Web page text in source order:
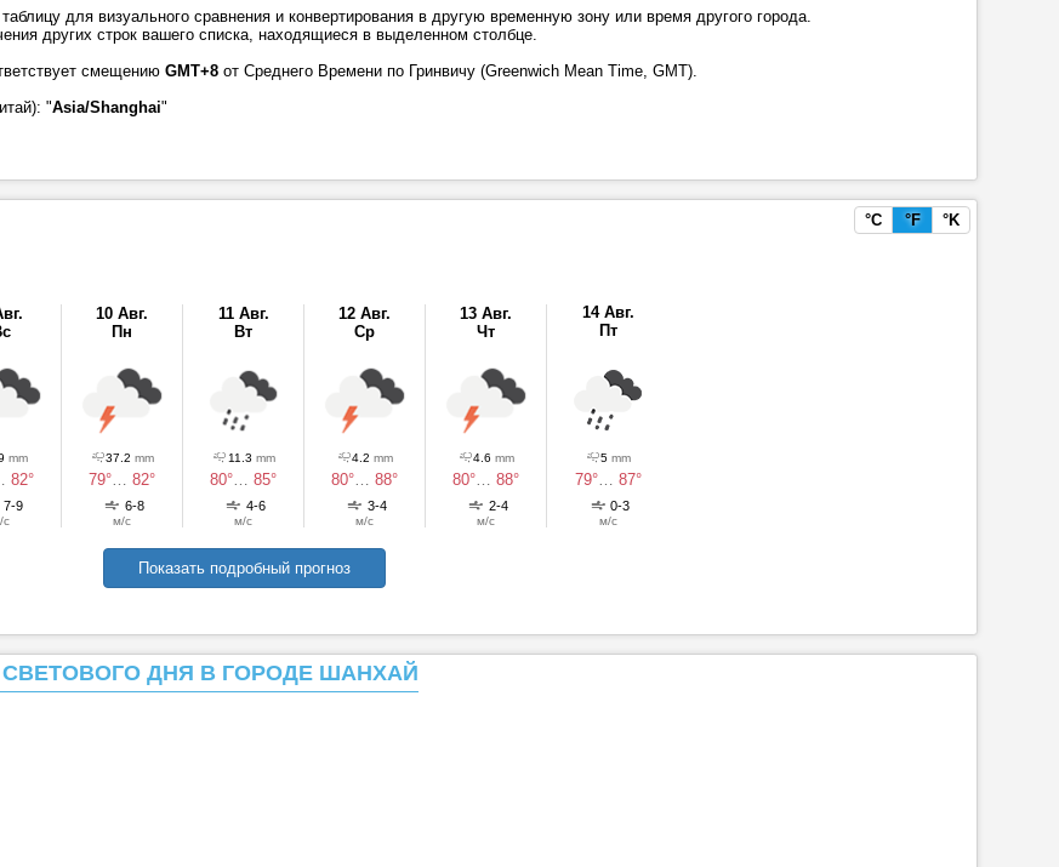
для визуального сравнения и конвертирования в другую временную зону или время другого города.
других строк вашего списка, находящиеся в выделенном столбце.
смещению GMT+8от Среднего Времени по Гринвичу (Greenwich Mean Time, GMT).
"Asia/Shanghai"
°C °F °K
mm
82°
7-9
с
10 Авг.
Пн
37.2mm
79°… 82°
6-8
м/с
11 Авг.
Вт
11.3 mm
80°… 85°
4-6
м/с
12 Авг.
Ср
4.2mm
80°… 88°
3-4
м/с
13 Авг.
Чт
4.6mm
80°… 88°
2-4
м/с
14 Авг.
Пт
5mm
79°… 87°
0-3
м/с
Показать подробный прогноз
ДНЯ В ГОРОДЕ ШАНХАЙ